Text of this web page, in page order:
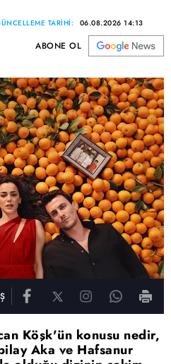
TARİHİ: 06.08.2026 14:13
ABONE OL
Köşk'ün konusu nedir,
Aka ve Hafsanur